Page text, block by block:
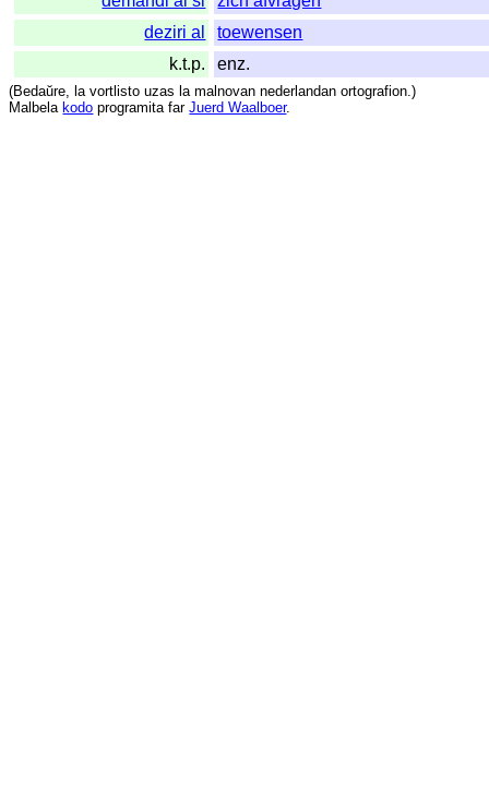
deziri al
toewensen
k.t.p.
enz.
(Bedaŭre, la vortlisto uzas la malnovan nederlandan ortografion.)
Malbela kodo programita far Juerd Waalboer.